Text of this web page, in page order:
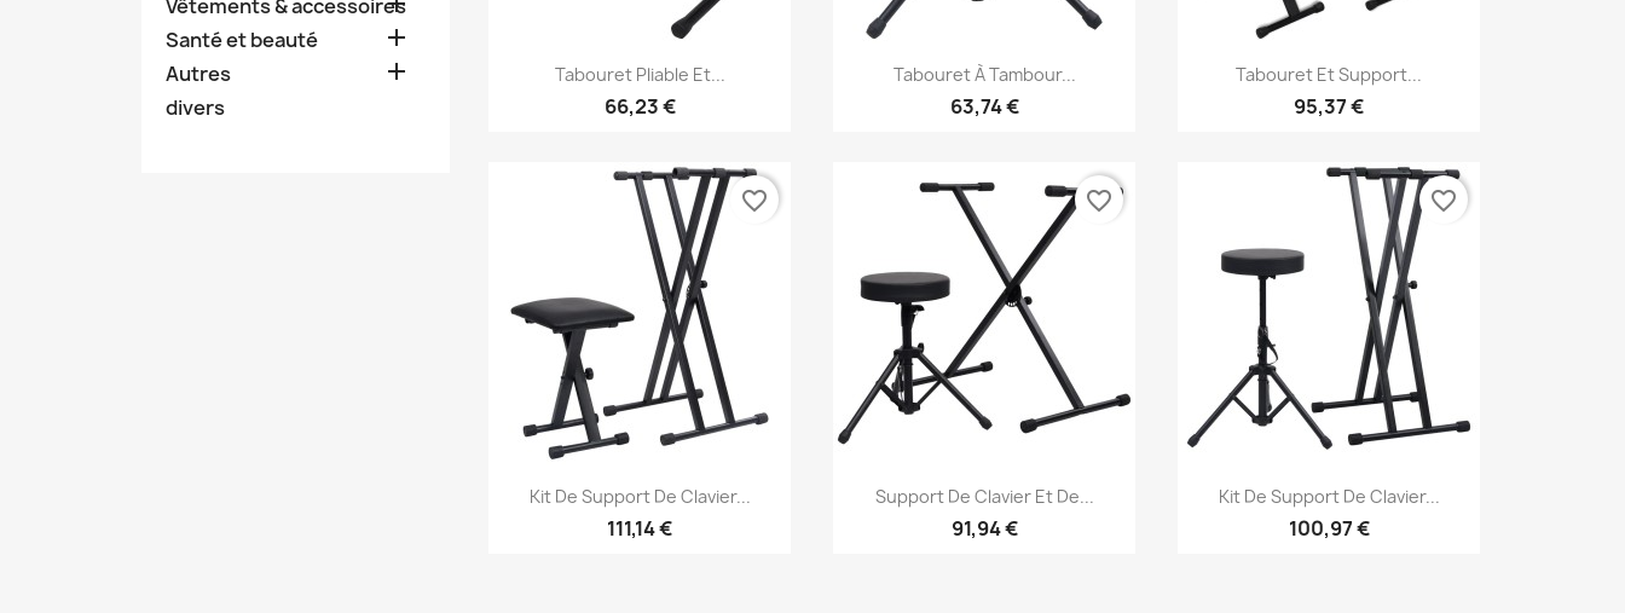
Vêtements & accessoires
Santé et beauté 
Autres 
divers
Aperçu rapide
Tabouret Pliable Et...
66,23 €
Aperçu rapide
Tabouret À Tambour...
63,74 €
Aperçu rapide
Tabouret Et Support...
95,37 €
Aperçu rapide
Kit De Support De Clavier...
111,14 €
favorite_border
Aperçu rapide
Support De Clavier Et De...
91,94 €
favorite_border
Aperçu rapide
Kit De Support De Clavier...
100,97 €
favorite_border